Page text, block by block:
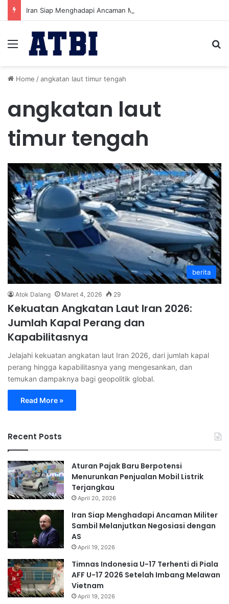
Menu
Home /angkatan laut timur tengah
angkatan laut
timur tengah
berita
Atok Dalang Maret 4, 2026 29
Kekuatan Angkatan Laut Iran 2026:
Jumlah Kapal Perang dan
Kapabilitasnya
Jelajahi kekuatan angkatan laut Iran 2026, dari jumlah kapal
perang hingga kapabilitasnya yang mengesankan, dan
temukan dampaknya bagi geopolitik global.
Read More »
Recent Posts
Aturan Pajak Baru Berpotensi
Menurunkan Penjualan Mobil Listrik
Terjangkau
April 20, 2026
Iran Siap Menghadapi Ancaman Militer
Sambil Melanjutkan Negosiasi dengan
AS
April 19, 2026
Timnas Indonesia U-17 Terhenti di Piala
AFF U-17 2026 Setelah Imbang Melawan
Vietnam
April 19, 2026